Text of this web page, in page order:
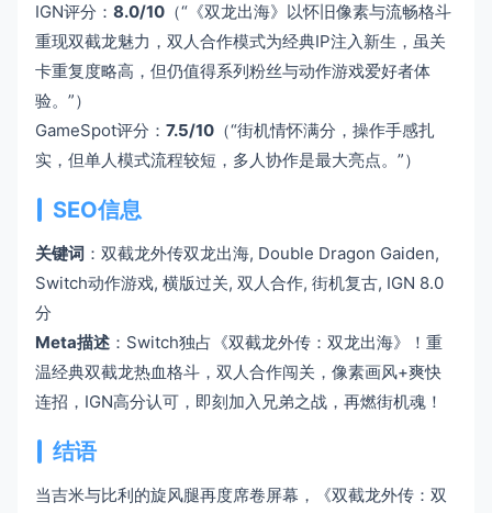
IGN评分： 8.0/10 （“《双龙出海》以怀旧像素与流畅格斗
重现双截龙魅力，双人合作模式为经典IP注入新生，虽关
卡重复度略高，但仍值得系列粉丝与动作游戏爱好者体
验。”）
GameSpot评分： 7.5/10 （“街机情怀满分，操作手感扎
实，但单人模式流程较短，多人协作是最大亮点。”）
SEO信息
关键词 ：双截龙外传双龙出海, Double Dragon Gaiden,
Switch动作游戏, 横版过关, 双人合作, 街机复古, IGN 8.0
分
Meta描述 ：Switch独占《双截龙外传：双龙出海》！重
温经典双截龙热血格斗，双人合作闯关，像素画风+爽快
连招，IGN高分认可，即刻加入兄弟之战，再燃街机魂！
结语
当吉米与比利的旋风腿再度席卷屏幕，《双截龙外传：双